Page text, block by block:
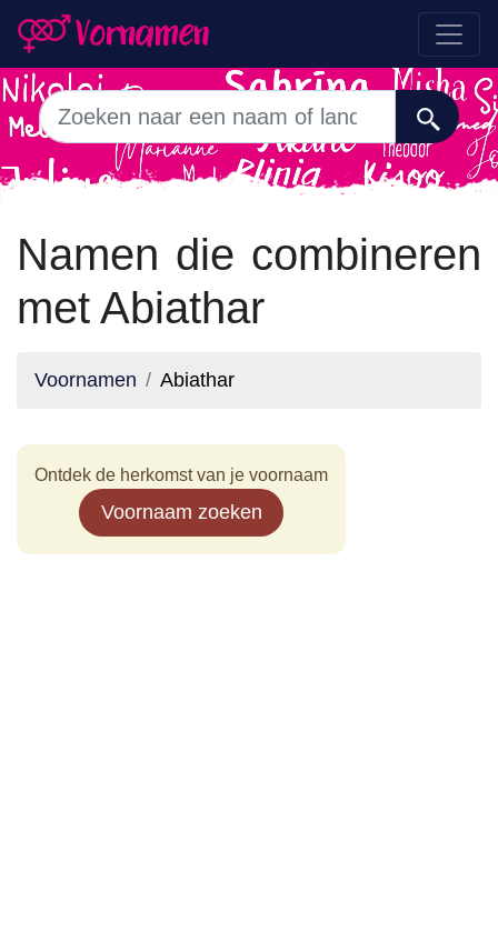
Namen die combineren
met Abiathar
Voornamen Abiathar
Ontdek de herkomst van je voornaam
Voornaam zoeken